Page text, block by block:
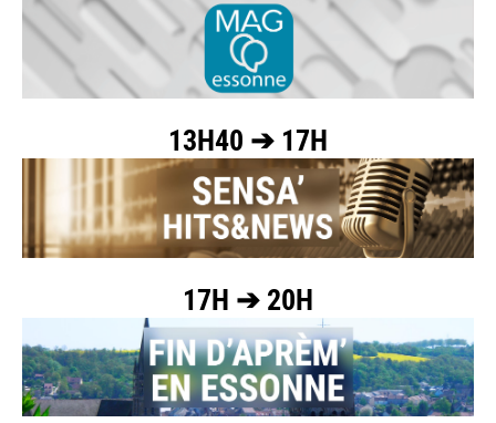
13H40 ➔ 17H
17H ➔ 20H